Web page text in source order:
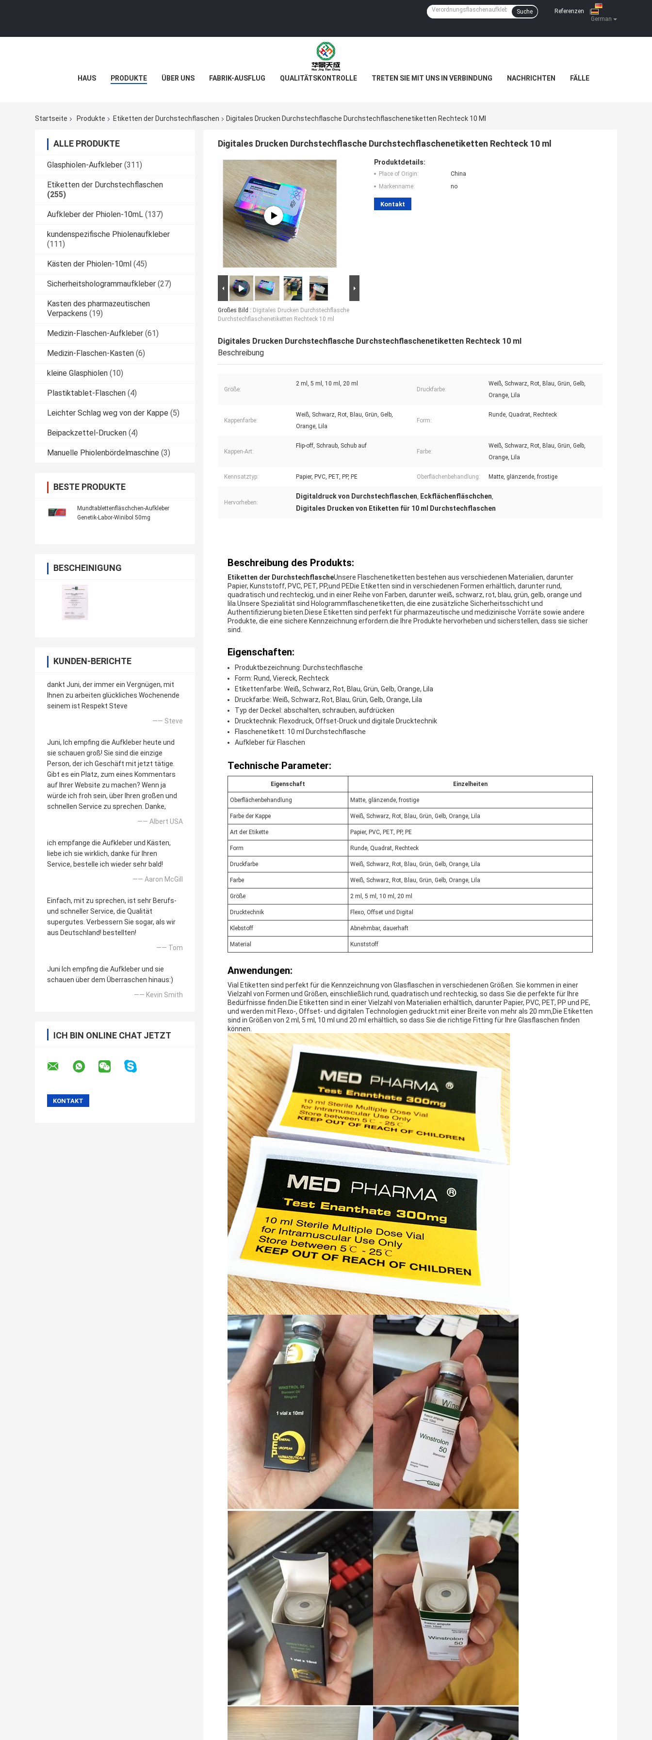
German
Referenzen
Suche
HAUS PRODUKTE ÜBER UNS FABRIK-AUSFLUG QUALITÄTSKONTROLLE TRETEN SIE MIT UNS IN VERBINDUNG NACHRICHTEN FÄLLE
Startseite Produkte Etiketten der Durchstechflaschen Digitales Drucken Durchstechflasche Durchstechflaschenetiketten Rechteck 10 Ml
ALLE PRODUKTE
Glasphiolen-Aufkleber (311)
Etiketten der Durchstechflaschen
(255)
Aufkleber der Phiolen-10mL (137)
kundenspezifische Phiolenaufkleber
(111)
Kästen der Phiolen-10ml (45)
Sicherheitshologrammaufkleber (27)
Kasten des pharmazeutischen
Verpackens (19)
Medizin-Flaschen-Aufkleber (61)
Medizin-Flaschen-Kasten (6)
kleine Glasphiolen (10)
Plastiktablet-Flaschen (4)
Leichter Schlag weg von der Kappe (5)
Beipackzettel-Drucken (4)
Manuelle Phiolenbördelmaschine (3)
BESTE PRODUKTE
Mundtablettenfläschchen-Aufkleber
Genetik-Labor-Winibol 50mg
BESCHEINIGUNG
KUNDEN-BERICHTE
dankt Juni, der immer ein Vergnügen, mit
Ihnen zu arbeiten glückliches Wochenende
seinem ist Respekt Steve
—— Steve
Juni, Ich empfing die Aufkleber heute und
sie schauen groß! Sie sind die einzige
Person, der ich Geschäft mit jetzt tätige.
Gibt es ein Platz, zum eines Kommentars
auf Ihrer Website zu machen? Wenn ja
würde ich froh sein, über Ihren großen und
schnellen Service zu sprechen. Danke,
—— Albert USA
ich empfange die Aufkleber und Kästen,
liebe ich sie wirklich, danke für Ihren
Service, bestelle ich wieder sehr bald!
—— Aaron McGill
Einfach, mit zu sprechen, ist sehr Berufs-
und schneller Service, die Qualität
supergutes. Verbessern Sie sogar, als wir
aus Deutschland! bestellten!
—— Tom
Juni Ich empfing die Aufkleber und sie
schauen über dem Überraschen hinaus:)
—— Kevin Smith
ICH BIN ONLINE CHAT JETZT
Digitales Drucken Durchstechflasche Durchstechflaschenetiketten Rechteck 10 ml
Großes Bild : Digitales Drucken Durchstechflasche
Durchstechflaschenetiketten Rechteck 10 ml
Produktdetails:
Place of Origin:
China
Markenname:
no
Kontakt
Digitales Drucken Durchstechflasche Durchstechflaschenetiketten Rechteck 10 ml
Beschreibung
Größe:
2 ml, 5 ml, 10 ml, 20 ml
Druckfarbe:
Weiß, Schwarz, Rot, Blau, Grün, Gelb,
Orange, Lila
Kappenfarbe:
Weiß, Schwarz, Rot, Blau, Grün, Gelb,
Orange, Lila
Form:
Runde, Quadrat, Rechteck
Kappen-Art:
Flip-off, Schraub, Schub auf
Farbe:
Weiß, Schwarz, Rot, Blau, Grün, Gelb,
Orange, Lila
Kennsatztyp: Papier, PVC, PET, PP, PE Oberflächenbehandlung: Matte, glänzende, frostige
Hervorheben:
Digitaldruck von Durchstechflaschen, Eckflächenfläschchen,
Digitales Drucken von Etiketten für 10 ml Durchstechflaschen
Beschreibung des Produkts:
Etiketten der DurchstechflascheUnsere Flaschenetiketten bestehen aus verschiedenen Materialien, darunter
Papier, Kunststoff, PVC, PET, PP,und PEDie Etiketten sind in verschiedenen Formen erhältlich, darunter rund,
quadratisch und rechteckig, und in einer Reihe von Farben, darunter weiß, schwarz, rot, blau, grün, gelb, orange und
lila.Unsere Spezialität sind Hologrammflaschenetiketten, die eine zusätzliche Sicherheitsschicht und
Authentifizierung bieten.Diese Etiketten sind perfekt für pharmazeutische und medizinische Vorräte sowie andere
Produkte, die eine sichere Kennzeichnung erfordern.die Ihre Produkte hervorheben und sicherstellen, dass sie sicher
sind.
Eigenschaften:
Produktbezeichnung: Durchstechflasche
Form: Rund, Viereck, Rechteck
Etikettenfarbe: Weiß, Schwarz, Rot, Blau, Grün, Gelb, Orange, Lila
Druckfarbe: Weiß, Schwarz, Rot, Blau, Grün, Gelb, Orange, Lila
Typ der Deckel: abschalten, schrauben, aufdrücken
Drucktechnik: Flexodruck, Offset-Druck und digitale Drucktechnik
Flaschenetikett: 10 ml Durchstechflasche
Aufkleber für Flaschen
Technische Parameter:
Eigenschaft Einzelheiten
Oberflächenbehandlung Matte, glänzende, frostige
Farbe der Kappe Weiß, Schwarz, Rot, Blau, Grün, Gelb, Orange, Lila
Art der Etikette Papier, PVC, PET, PP, PE
Form Runde, Quadrat, Rechteck
Druckfarbe Weiß, Schwarz, Rot, Blau, Grün, Gelb, Orange, Lila
Farbe Weiß, Schwarz, Rot, Blau, Grün, Gelb, Orange, Lila
Größe 2 ml, 5 ml, 10 ml, 20 ml
Drucktechnik Flexo, Offset und Digital
Klebstoff Abnehmbar, dauerhaft
Material Kunststoff
Anwendungen:
Vial Etiketten sind perfekt für die Kennzeichnung von Glasflaschen in verschiedenen Größen. Sie kommen in einer
Vielzahl von Formen und Größen, einschließlich rund, quadratisch und rechteckig, so dass Sie die perfekte für Ihre
Bedürfnisse finden.Die Etiketten sind in einer Vielzahl von Materialien erhältlich, darunter Papier, PVC, PET, PP und PE,
und werden mit Flexo-, Offset- und digitalen Technologien gedruckt.mit einer Breite von mehr als 20 mm,Die Etiketten
sind in Größen von 2 ml, 5 ml, 10 ml und 20 ml erhältlich, so dass Sie die richtige Fitting für Ihre Glasflaschen finden
können.